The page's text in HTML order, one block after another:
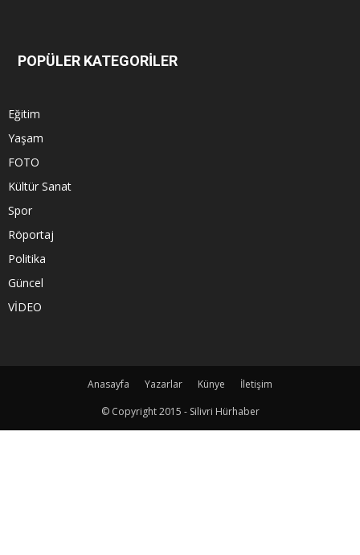
POPÜLER KATEGORİLER
Eğitim
Yaşam
FOTO
Kültür Sanat
Spor
Röportaj
Politika
Güncel
VİDEO
Anasayfa Yazarlar Künye
İletişim
© Copyright 2015 - Silivri Hürhaber